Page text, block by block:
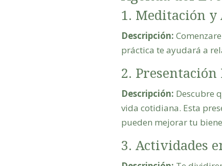
1. Meditación
Descripción:
práctica te ayudará a
2.
Descripción: Descubre
vida cotidiana. Esta
pueden mejorar tu
3. Actividades